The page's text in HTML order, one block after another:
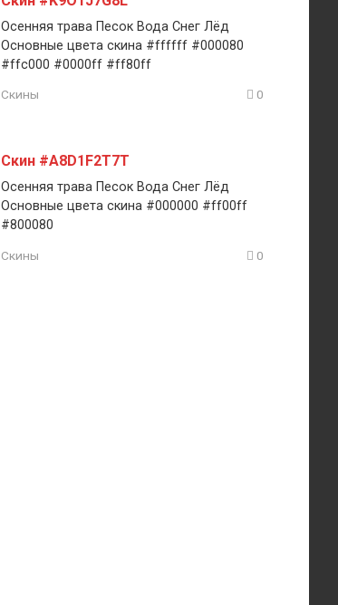
Осенняя трава Песок Вода Снег Лёд
Основные цвета скина #ffffff #000080
#ffc000 #0000ff #ff80ff
Скины 0
Скин #A8D1F2T7T
Осенняя трава Песок Вода Снег Лёд
Основные цвета скина #000000 #ff00ff
#800080
Скины 0